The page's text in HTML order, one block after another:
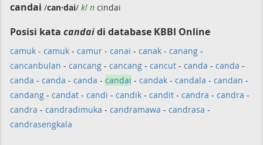
candai /can·dai/ kl n cindai
Posisi kata candaidi database KBBI Online
camuk - camuk - camur - canai - canak - canang -
cancanbulan - cancang - cancang - cancut - canda - canda -
canda - canda - canda - candai - candak - candala - candan -
candang - candat - candi - candik - candit - candra - candra -
candra - candradimuka - candramawa - candrasa -
candrasengkala